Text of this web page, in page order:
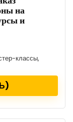
на
и
классы,